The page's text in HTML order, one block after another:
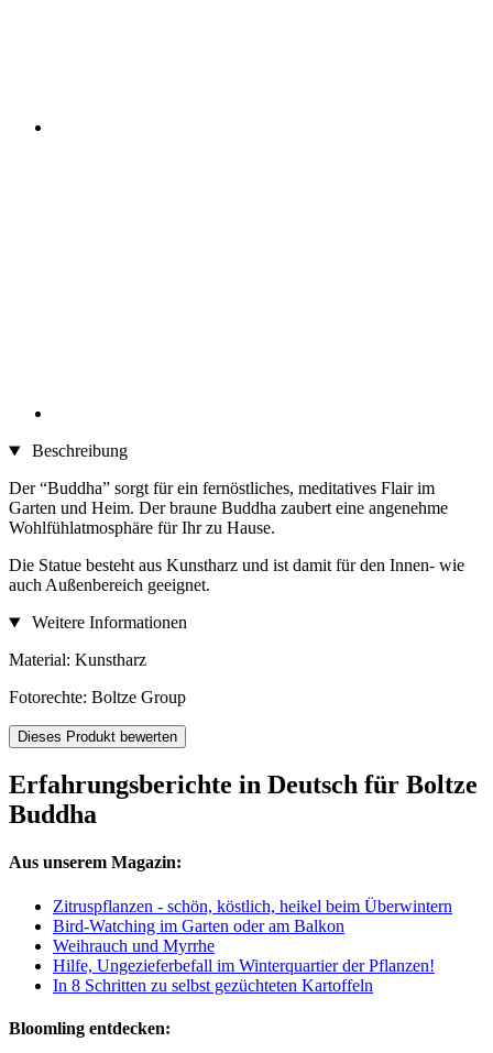
Beschreibung
Der “Buddha” sorgt für ein fernöstliches, meditatives Flair im
Garten und Heim. Der braune Buddha zaubert eine angenehme
Wohlfühlatmosphäre für Ihr zu Hause.
Die Statue besteht aus Kunstharz und ist damit für den Innen- wie
auch Außenbereich geeignet.
Weitere Informationen
Material: Kunstharz
Fotorechte: Boltze Group
Dieses Produkt bewerten
Erfahrungsberichte in Deutsch für Boltze
Buddha
Aus unserem Magazin:
Zitruspflanzen - schön, köstlich, heikel beim Überwintern
Bird-Watching im Garten oder am Balkon
Weihrauch und Myrrhe
Hilfe, Ungezieferbefall im Winterquartier der Pflanzen!
In 8 Schritten zu selbst gezüchteten Kartoffeln
Bloomling entdecken: